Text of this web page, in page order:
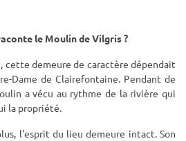
le Moulin de Vilgris ?
cette demeure de caractère dépendait
Dame de Clairefontaine. Pendant de
a vécu au rythme de la rivière qui
la propriété.
l'esprit du lieu demeure intact. Son